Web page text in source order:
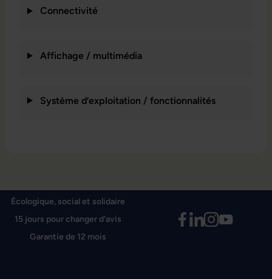
Connectivité
Affichage / multimédia
Système d’exploitation / fonctionnalités
Écologique, social et solidaire
15 jours pour changer d'avis
Garantie de 12 mois